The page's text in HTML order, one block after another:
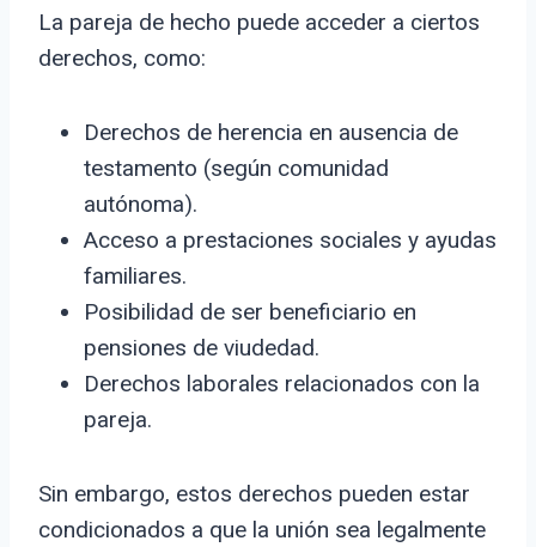
La pareja de hecho puede acceder a ciertos
derechos, como:
Derechos de herencia en ausencia de
testamento (según comunidad
autónoma).
Acceso a prestaciones sociales y ayudas
familiares.
Posibilidad de ser beneficiario en
pensiones de viudedad.
Derechos laborales relacionados con la
pareja.
Sin embargo, estos derechos pueden estar
condicionados a que la unión sea legalmente